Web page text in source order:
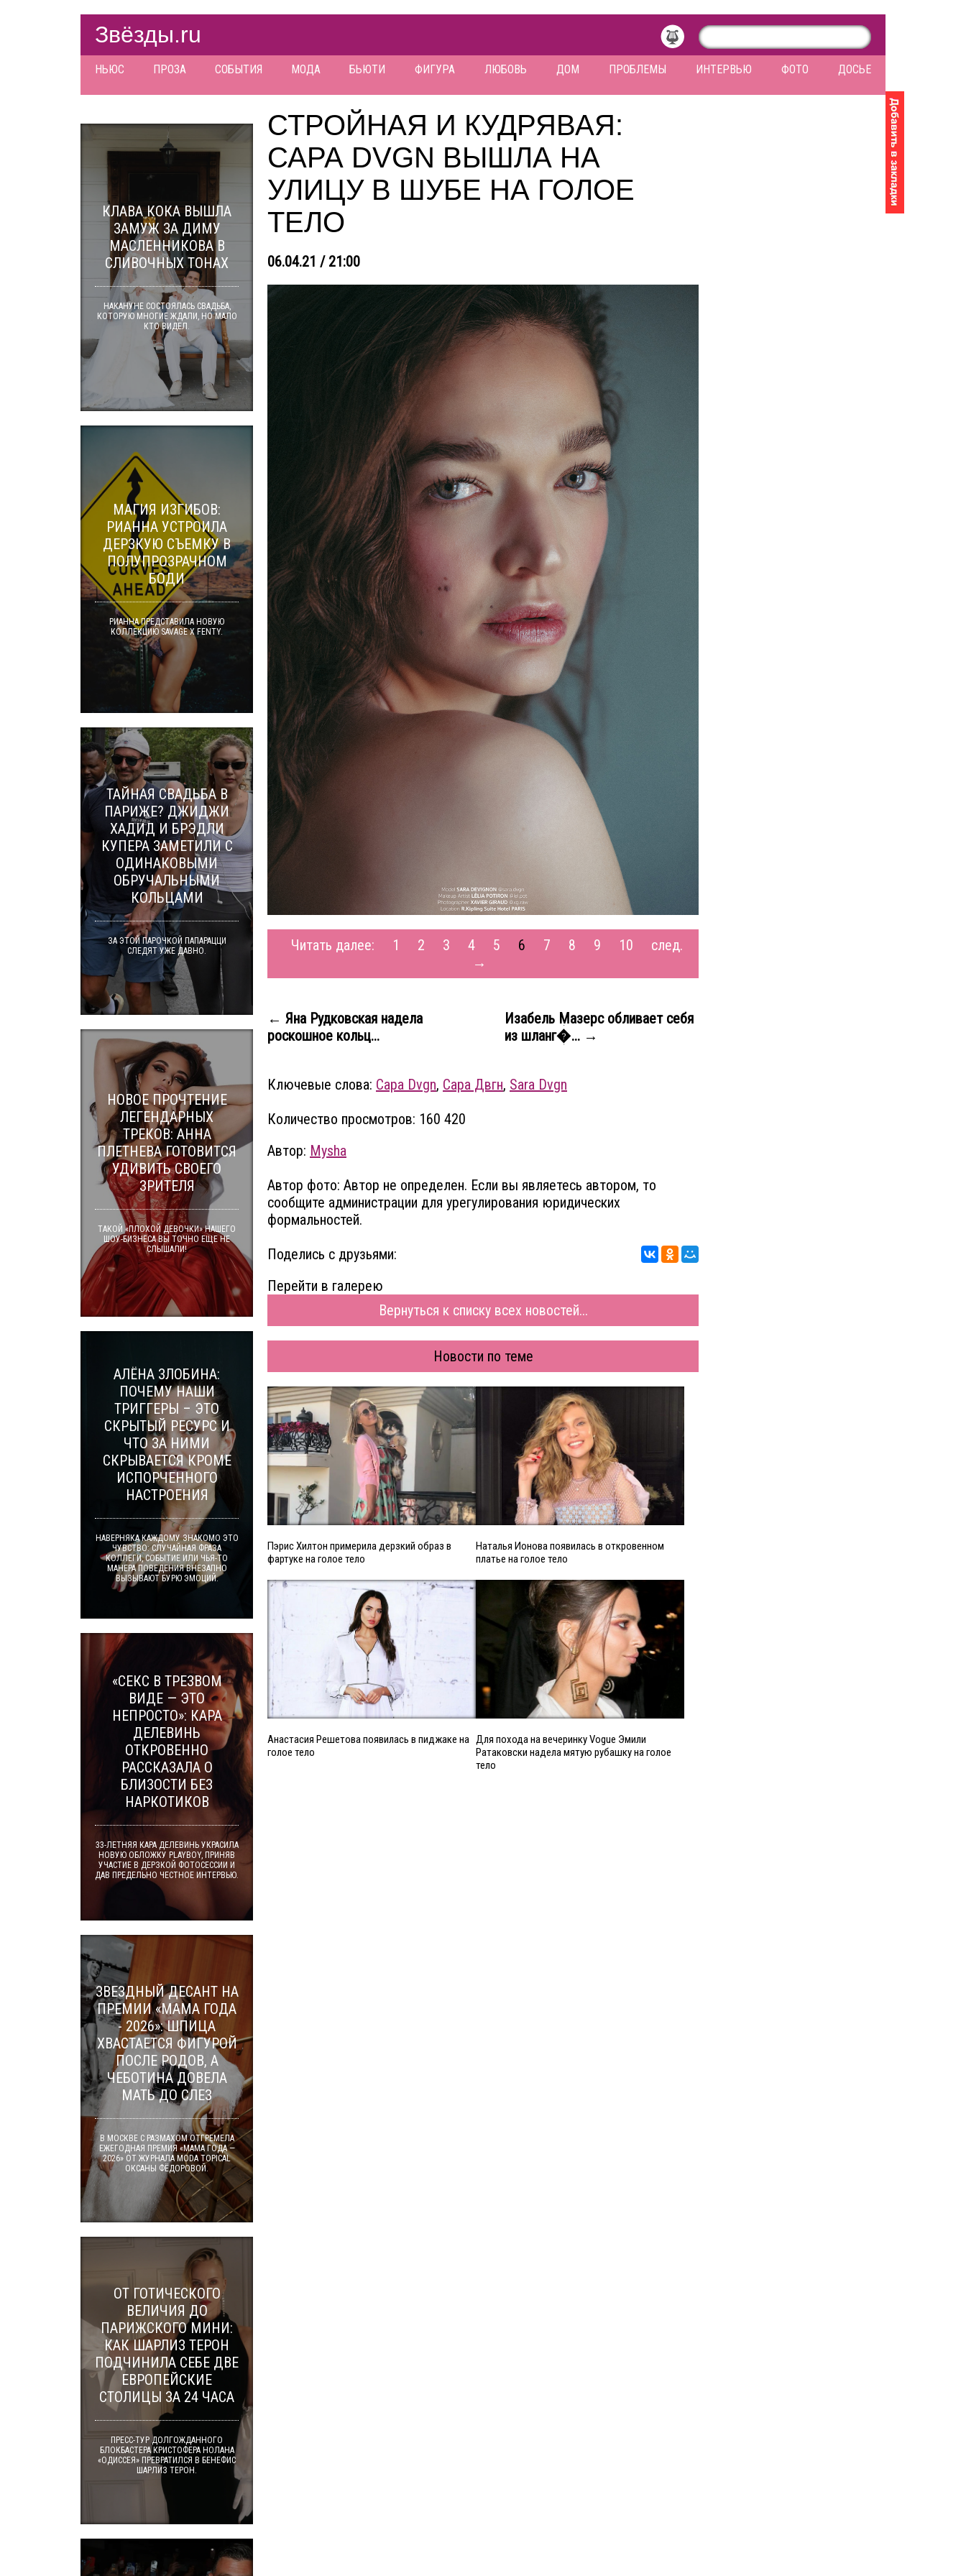
Звёзды.ru
НЬЮС ПРОЗА СОБЫТИЯ МОДА БЬЮТИ ФИГУРА ЛЮБОВЬ ДОМ ПРОБЛЕМЫ ИНТЕРВЬЮ ФОТО ДОСЬЕ
СТРОЙНАЯ И КУДРЯВАЯ:
САРА DVGN ВЫШЛА НА
УЛИЦУ В ШУБЕ НА ГОЛОЕ
ТЕЛО
06.04.21 / 21:00
Читать далее: 1 2 3 4 5 6 7 8 9 10
след.
→
← Яна Рудковская надела
роскошное кольц...
Изабель Мазерс обливает себя
из шланг�... →
Ключевые слова: Сара Dvgn, Сара Двгн, Sara Dvgn
Количество просмотров: 160 420
Автор: Mysha
Автор фото: Автор не определен. Если вы являетесь автором, то
сообщите администрации для урегулирования юридических
формальностей.
Поделись с друзьями:
Перейти в галерею
Вернуться к списку всех новостей...
Новости по теме
Пэрис Хилтон примерила дерзкий образ в
фартуке на голое тело
Наталья Ионова появилась в откровенном
платье на голое тело
Анастасия Решетова появилась в пиджаке на
голое тело
Для похода на вечеринку Vogue Эмили
Ратаковски надела мятую рубашку на голое
тело
КЛАВА КОКА ВЫШЛА
ЗАМУЖ ЗА ДИМУ
МАСЛЕННИКОВА В
СЛИВОЧНЫХ ТОНАХ
НАКАНУНЕ СОСТОЯЛАСЬ СВАДЬБА,
КОТОРУЮ МНОГИЕ ЖДАЛИ, НО МАЛО
КТО ВИДЕЛ.
МАГИЯ ИЗГИБОВ:
РИАННА УСТРОИЛА
ДЕРЗКУЮ СЪЕМКУ В
ПОЛУПРОЗРАЧНОМ
БОДИ
РИАННА ПРЕДСТАВИЛА НОВУЮ
КОЛЛЕКЦИЮ SAVAGE X FENTY.
ТАЙНАЯ СВАДЬБА В
ПАРИЖЕ? ДЖИДЖИ
ХАДИД И БРЭДЛИ
КУПЕРА ЗАМЕТИЛИ С
ОДИНАКОВЫМИ
ОБРУЧАЛЬНЫМИ
КОЛЬЦАМИ
ЗА ЭТОЙ ПАРОЧКОЙ ПАПАРАЦЦИ
СЛЕДЯТ УЖЕ ДАВНО.
НОВОЕ ПРОЧТЕНИЕ
ЛЕГЕНДАРНЫХ
ТРЕКОВ: АННА
ПЛЕТНЕВА ГОТОВИТСЯ
УДИВИТЬ СВОЕГО
ЗРИТЕЛЯ
ТАКОЙ «ПЛОХОЙ ДЕВОЧКИ» НАШЕГО
ШОУ-БИЗНЕСА ВЫ ТОЧНО ЕЩЕ НЕ
СЛЫШАЛИ!
АЛЁНА ЗЛОБИНА:
ПОЧЕМУ НАШИ
ТРИГГЕРЫ – ЭТО
СКРЫТЫЙ РЕСУРС И
ЧТО ЗА НИМИ
СКРЫВАЕТСЯ КРОМЕ
ИСПОРЧЕННОГО
НАСТРОЕНИЯ
НАВЕРНЯКА КАЖДОМУ ЗНАКОМО ЭТО
ЧУВСТВО: СЛУЧАЙНАЯ ФРАЗА
КОЛЛЕГИ, СОБЫТИЕ ИЛИ ЧЬЯ-ТО
МАНЕРА ПОВЕДЕНИЯ ВНЕЗАПНО
ВЫЗЫВАЮТ БУРЮ ЭМОЦИЙ.
«СЕКС В ТРЕЗВОМ
ВИДЕ — ЭТО
НЕПРОСТО»: КАРА
ДЕЛЕВИНЬ
ОТКРОВЕННО
РАССКАЗАЛА О
БЛИЗОСТИ БЕЗ
НАРКОТИКОВ
33-ЛЕТНЯЯ КАРА ДЕЛЕВИНЬ УКРАСИЛА
НОВУЮ ОБЛОЖКУ PLAYBOY, ПРИНЯВ
УЧАСТИЕ В ДЕРЗКОЙ ФОТОСЕССИИ И
ДАВ ПРЕДЕЛЬНО ЧЕСТНОЕ ИНТЕРВЬЮ.
ЗВЕЗДНЫЙ ДЕСАНТ НА
ПРЕМИИ «МАМА ГОДА
- 2026»: ШПИЦА
ХВАСТАЕТСЯ ФИГУРОЙ
ПОСЛЕ РОДОВ, А
ЧЕБОТИНА ДОВЕЛА
МАТЬ ДО СЛЕЗ
В МОСКВЕ С РАЗМАХОМ ОТГРЕМЕЛА
ЕЖЕГОДНАЯ ПРЕМИЯ «МАМА ГОДА —
2026» ОТ ЖУРНАЛА MODA TOPICAL
ОКСАНЫ ФЁДОРОВОЙ.
ОТ ГОТИЧЕСКОГО
ВЕЛИЧИЯ ДО
ПАРИЖСКОГО МИНИ:
КАК ШАРЛИЗ ТЕРОН
ПОДЧИНИЛА СЕБЕ ДВЕ
ЕВРОПЕЙСКИЕ
СТОЛИЦЫ ЗА 24 ЧАСА
ПРЕСС-ТУР ДОЛГОЖДАННОГО
БЛОКБАСТЕРА КРИСТОФЕРА НОЛАНА
«ОДИССЕЯ» ПРЕВРАТИЛСЯ В БЕНЕФИС
ШАРЛИЗ ТЕРОН.